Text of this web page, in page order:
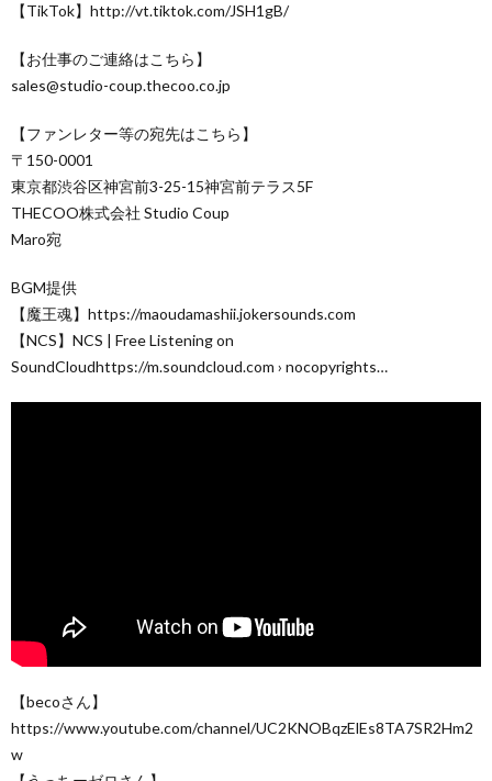
【TikTok】http://vt.tiktok.com/JSH1gB/
【お仕事のご連絡はこちら】
sales@studio-coup.thecoo.co.jp
【ファンレター等の宛先はこちら】
〒150-0001
東京都渋谷区神宮前3-25-15神宮前テラス5F
THECOO株式会社 Studio Coup
Maro宛
BGM提供
【魔王魂】https://maoudamashii.jokersounds.com
【NCS】NCS | Free Listening on
SoundCloudhttps://m.soundcloud.com › nocopyrights…
【becoさん】
https://www.youtube.com/channel/UC2KNOBqzElEs8TA7SR2Hm2
w